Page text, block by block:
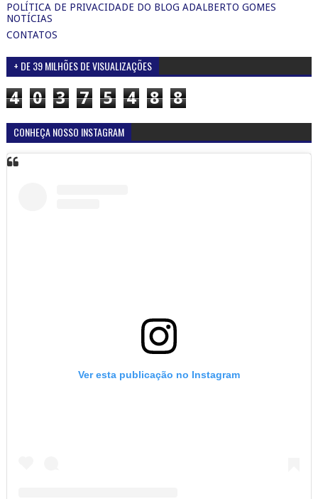
POLÍTICA DE PRIVACIDADE DO BLOG ADALBERTO GOMES
NOTÍCIAS
CONTATOS
+ DE 39 MILHÕES DE VISUALIZAÇÕES
4 0 3 7 5 4 8 8
CONHEÇA NOSSO INSTAGRAM
Ver esta publicação no Instagram